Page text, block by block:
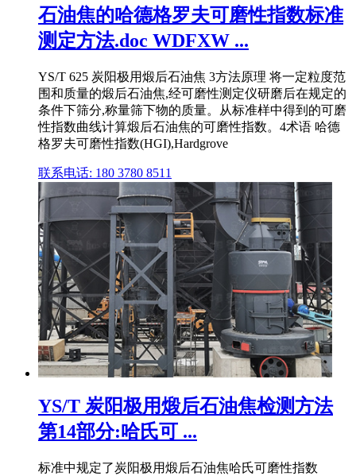
石油焦的哈德格罗夫可磨性指数标准
测定方法.doc WDFXW ...
YS/T 625 炭阳极用煅后石油焦 3方法原理 将一定粒度范
围和质量的煅后石油焦,经可磨性测定仪研磨后在规定的
条件下筛分,称量筛下物的质量。从标准样中得到的可磨
性指数曲线计算煅后石油焦的可磨性指数。4术语 哈德
格罗夫可磨性指数(HGI),Hardgrove
联系电话: 180 3780 8511
YS/T 炭阳极用煅后石油焦检测方法
第14部分:哈氏可 ...
标准中规定了炭阳极用煅后石油焦哈氏可磨性指数